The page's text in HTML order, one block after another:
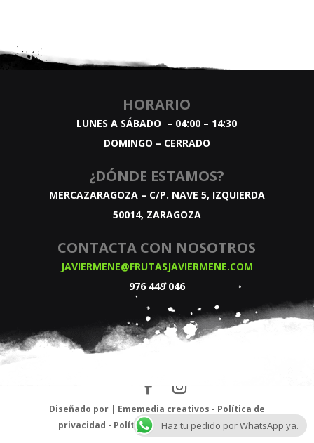
HORARIO
LUNES A SÁBADO – 04:00 – 14:30
DOMINGO – CERRADO
¿DÓNDE ESTAMOS?
MERCAZARAGOZA – C/P. NAVE 5, IZQUIERDA
50014, ZARAGOZA
CONTACTA CON NOSOTROS
JAVIERMENE@FRUTASJAVIERMENE.COM
976 449 046
Diseñado por | Ememedia creativos - Política de
privacidad - Política de Cookies-Aviso legal
Haz tu pedido por WhatsApp ya.